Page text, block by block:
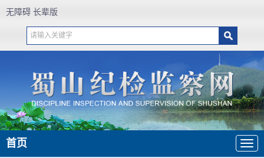
无障碍 长辈版
首页